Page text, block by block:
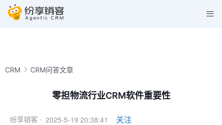
CRM CRM问答文章
零担物流行业CRM软件重要性
纷享销客 · 2025-5-19 20:38:41 关注